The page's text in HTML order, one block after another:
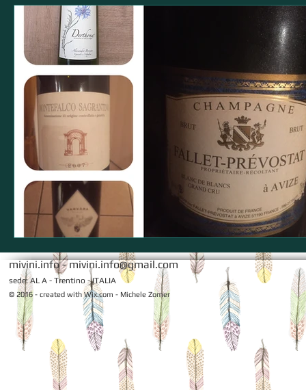
mivini.info -mivini.info@gmail.com
sede: AL A - Trentino - ITALIA
© 2016 - created with Wix.com - Michele Zomer